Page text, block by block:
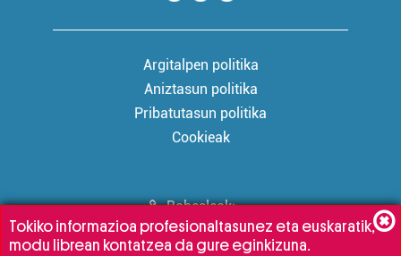
Argitalpen politika
Aniztasun politika
Pribatutasun politika
Cookieak
Babesleak:
Tokiko informazioa profesionaltasunez eta euskaratik,
modu librean kontatzea da gure eginkizuna.